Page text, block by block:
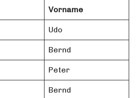
Vorname
Udo
Bernd
Peter
Bernd